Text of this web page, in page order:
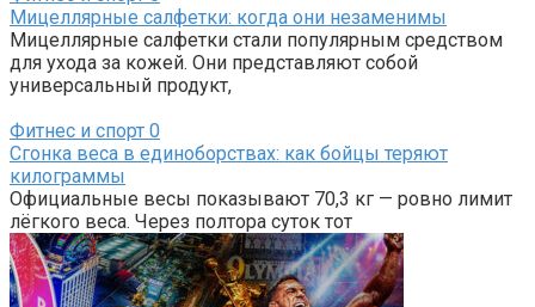
Мицеллярные салфетки: когда они незаменимы
Мицеллярные салфетки стали популярным средством
для ухода за кожей. Они представляют собой
универсальный продукт,
Фитнес и спорт 0
Сгонка веса в единоборствах: как бойцы теряют
килограммы
Официальные весы показывают 70,3 кг — ровно лимит
лёгкого веса. Через полтора суток тот